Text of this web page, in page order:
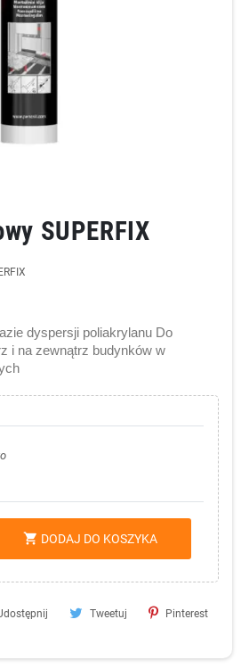
SUPERFIX
dyspersji poliakrylanu Do
i na zewnątrz budynków w
shopping_cart DODAJ DO KOSZYKA
Tweetuj Pinterest